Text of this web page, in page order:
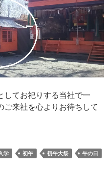
してお祀りする当社で一
ご来社を心よりお待ちして
学 初午 初午大祭
午の日